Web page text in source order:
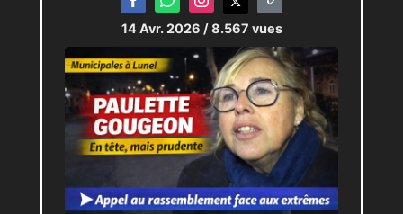
14 Avr. 2026 / 8.567 vues